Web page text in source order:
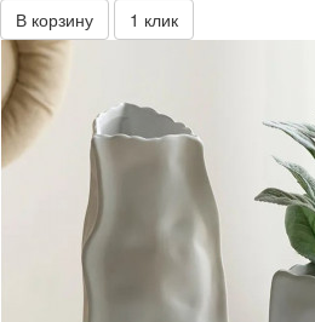
В корзину
1 клик